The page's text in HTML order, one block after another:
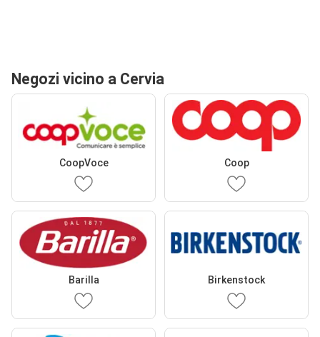
Negozi vicino a Cervia
CoopVoce Coop
Barilla Birkenstock